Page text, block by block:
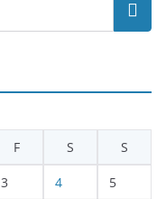
F S S
3 4 5